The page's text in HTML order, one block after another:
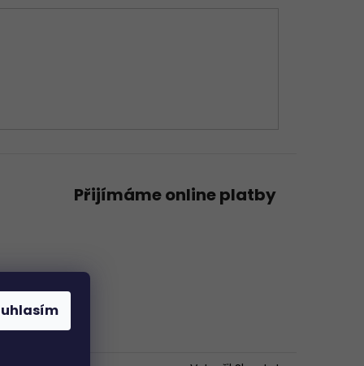
Přijímáme online platby